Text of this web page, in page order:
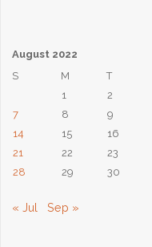
August 2022
S
M T
1
2
7
8 9
14
15 16
21
22 23
28
29 30
« Jul Sep »